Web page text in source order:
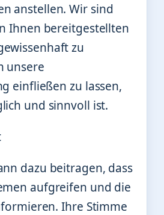
anstellen. Wir sind
Ihnen bereitgestellten
zu
unsere
einfließen zu lassen,
und sinnvoll ist.
dazu beitragen, dass
aufgreifen und die
Ihre Stimme